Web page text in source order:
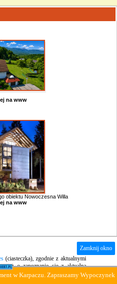
na www
obiektu Nowoczesna Willa
na www
Zamknij okno
(ciasteczka), zgodnie z aktualnymi
o zapoznanie się z aktualną
Karpaczu. Zapraszamy Wypoczynek :-)